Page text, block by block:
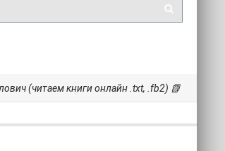
(читаем книги онлайн .txt, .fb2) 📗